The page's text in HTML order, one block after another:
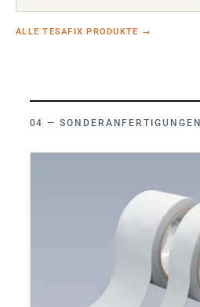
ALLE TESAFIX PRODUKTE →
SONDERANFERTIGUNGEN